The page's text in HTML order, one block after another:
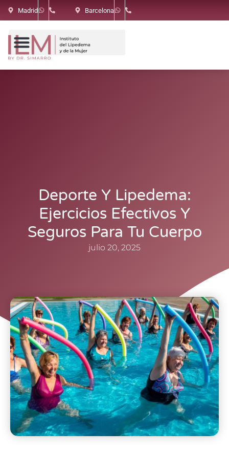
Madrid Barcelona
Deporte Y Lipedema:
Ejercicios Efectivos Y
Seguros Para Tu Cuerpo
julio 20, 2025